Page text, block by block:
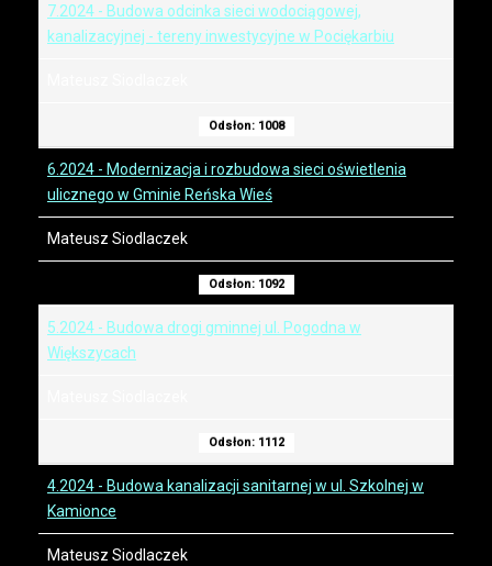
7.2024 - Budowa odcinka sieci wodociągowej,
kanalizacyjnej - tereny inwestycyjne w Pociękarbiu
Odsłon: 1008
6.2024 - Modernizacja i rozbudowa sieci oświetlenia
ulicznego w Gminie Reńska Wieś
Mateusz Siodlaczek
Odsłon: 1092
5.2024 - Budowa drogi gminnej ul. Pogodna w
Większycach
Odsłon: 1112
4.2024 - Budowa kanalizacji sanitarnej w ul. Szkolnej w
Kamionce
Mateusz Siodlaczek